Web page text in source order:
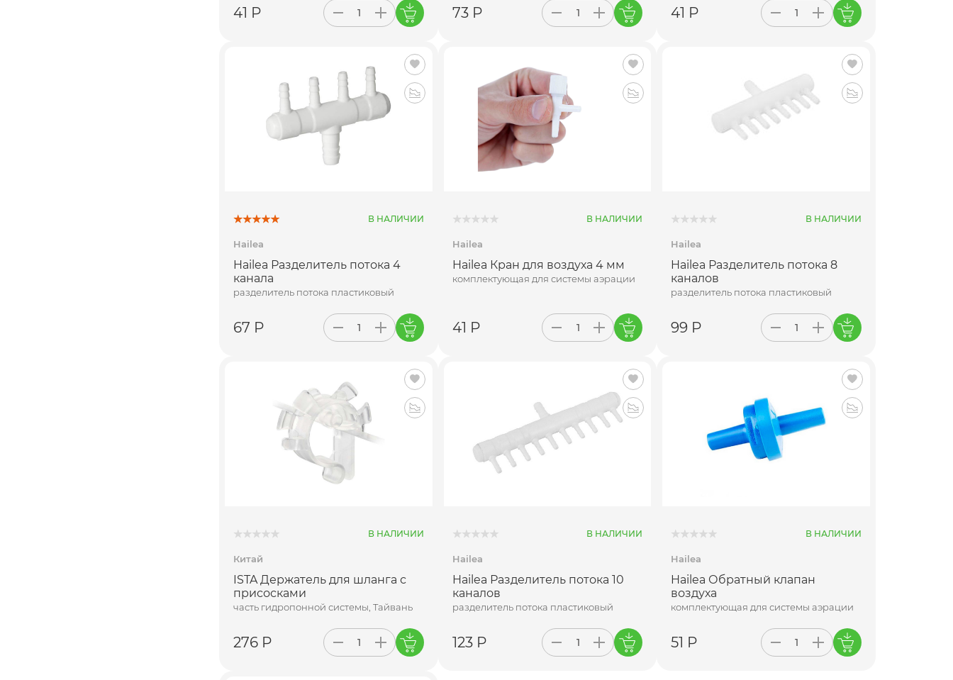
41 Р 73 Р 41 Р
В НАЛИЧИИ
Hailea
Hailea Разделитель потока 4
канала
разделитель потока пластиковый
67 Р
В НАЛИЧИИ
Hailea
Hailea Кран для воздуха 4 мм
комплектующая для системы аэрации
41 Р
В НАЛИЧИИ
Hailea
Hailea Разделитель потока 8
каналов
разделитель потока пластиковый
99 Р
В НАЛИЧИИ
Китай
ISTA Держатель для шланга с
присосками
часть гидропонной системы, Тайвань
276 Р
В НАЛИЧИИ
Hailea
Hailea Разделитель потока 10
каналов
разделитель потока пластиковый
123 Р
В НАЛИЧИИ
Hailea
Hailea Обратный клапан
воздуха
комплектующая для системы аэрации
51 Р